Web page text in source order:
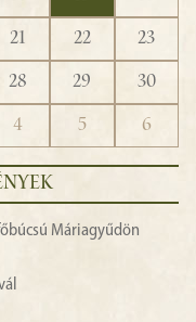
21 22
23
28 29
30
4 5 6
Máriagyűdön